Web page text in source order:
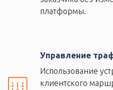
платформы.
Управление
Использование
клиентского